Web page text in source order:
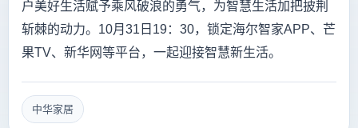
户美好生活赋予乘风破浪的勇气，为智慧生活加把披荆
斩棘的动力。10月31日19：30，锁定海尔智家APP、芒
果TV、新华网等平台，一起迎接智慧新生活。
中华家居